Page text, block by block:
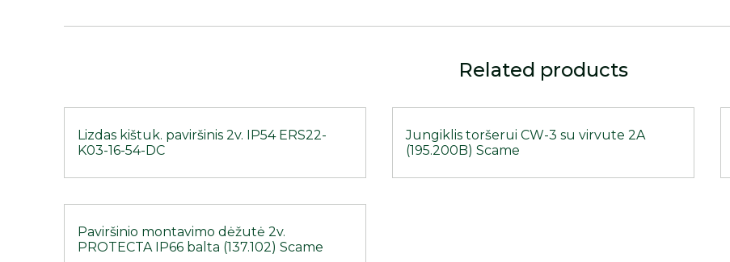
Related products
Lizdas kištuk. paviršinis 2v. IP54 ERS22-
K03-16-54-DC
Jungiklis toršerui CW-3 su virvute 2A
(195.200B) Scame
Paviršinio montavimo dėžutė 2v.
PROTECTA IP66 balta (137.102) Scame